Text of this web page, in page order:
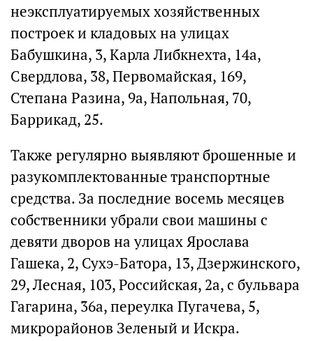
неэксплуатируемых хозяйственных
построек и кладовых на улицах
Бабушкина, 3, Карла Либкнехта, 14а,
Свердлова, 38, Первомайская, 169,
Степана Разина, 9а, Напольная, 70,
Баррикад, 25.
Также регулярно выявляют брошенные и
разукомплектованные транспортные
средства. За последние восемь месяцев
собственники убрали свои машины с
девяти дворов на улицах Ярослава
Гашека, 2, Сухэ-Батора, 13, Дзержинского,
29, Лесная, 103, Российская, 2а, с бульвара
Гагарина, 36а, переулка Пугачева, 5,
микрорайонов Зеленый и Искра.